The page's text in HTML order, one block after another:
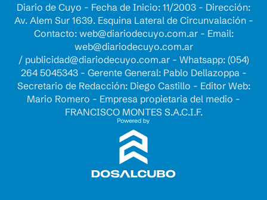
Diario de Cuyo - Fecha de Inicio: 11/2003 - Dirección:
Av. Alem Sur 1639. Esquina Lateral de Circunvalación -
Contacto: web@diariodecuyo.com.ar- Email:
web@diariodecuyo.com.ar
/ publicidad@diariodecuyo.com.ar- Whatsapp: (054)
264 5045343 - Gerente General: Pablo Dellazoppa -
Secretario de Redacción: Diego Castillo - Editor Web:
Mario Romero - Empresa propietaria del medio -
FRANCISCO MONTES S.A.C.I.F.